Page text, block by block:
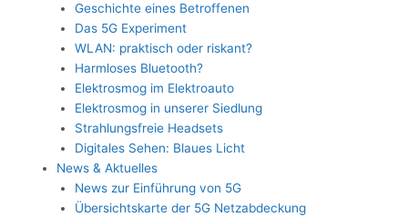
Geschichte eines Betroffenen
Das 5G Experiment
WLAN: praktisch oder riskant?
Harmloses Bluetooth?
Elektrosmog im Elektroauto
Elektrosmog in unserer Siedlung
Strahlungsfreie Headsets
Digitales Sehen: Blaues Licht
News & Aktuelles
News zur Einführung von 5G
Übersichtskarte der 5G Netzabdeckung